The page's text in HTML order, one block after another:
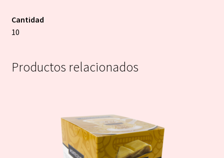
Cantidad
10
Productos relacionados